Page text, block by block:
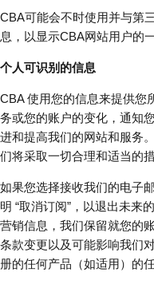
CBA可能会不时使用并与第
息，以显示CBA网站用户的
个人可识别的信息
CBA 使用您的信息来提供您
务或您的账户的变化，通知
进和提高我们的网站和服务
们将采取一切合理和适当的
如果您选择接收我们的电子
明 “取消订阅”，以退出未来
营销信息，我们保留就您的
条款变更以及可能影响我们
册的任何产品（如适用）的